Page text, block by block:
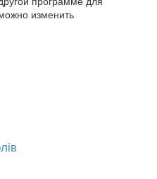
изменить